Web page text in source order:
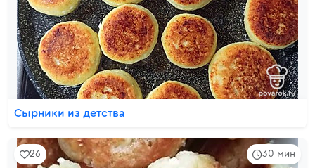
Сырники из детства
30 мин
26